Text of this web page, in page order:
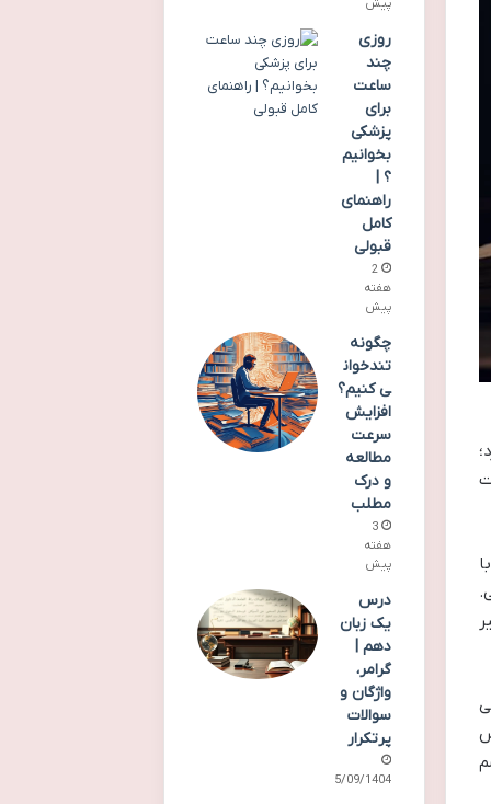
پیش
روزی
چند
ساعت
برای
پزشکی
بخوانیم
؟ |
راهنمای
کامل
قبولی
2
هفته
پیش
چگونه
تندخوان
ی کنیم؟
افزایش
سرعت
مطالعه
و درک
مطلب
3
هفته
پیش
درس
یک زبان
دهم |
گرامر،
واژگان و
سوالات
پرتکرار
05/09/1404